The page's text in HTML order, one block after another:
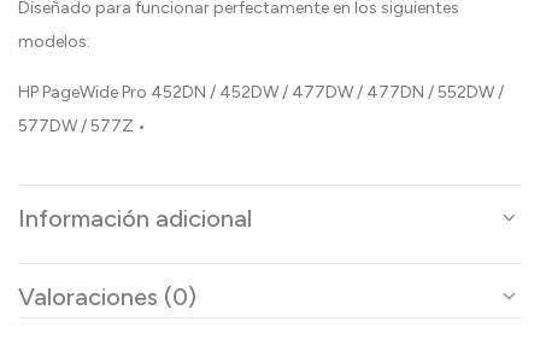
Diseñado para funcionar perfectamente en los siguientes
modelos:
HP PageWide Pro 452DN / 452DW / 477DW / 477DN / 552DW /
577DW / 577Z •
Información adicional
Valoraciones (0)